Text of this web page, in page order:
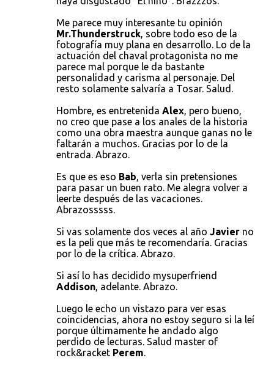
Me parece muy interesante tu opinión
Mr.Thunderstruck, sobre todo eso de la
fotografía muy plana en desarrollo. Lo de la
actuación del chaval protagonista no me
parece mal porque le da bastante
personalidad y carisma al personaje. Del
resto solamente salvaría a Tosar. Salud.
Hombre, es entretenida Alex, pero bueno,
no creo que pase a los anales de la historia
como una obra maestra aunque ganas no le
faltarán a muchos. Gracias por lo de la
entrada. Abrazo.
Es que es eso Bab, verla sin pretensiones
para pasar un buen rato. Me alegra volver a
leerte después de las vacaciones.
Abrazosssss.
Si vas solamente dos veces al año Javier no
es la peli que más te recomendaría. Gracias
por lo de la crítica. Abrazo.
Si así lo has decidido mysuperfriend
Addison, adelante. Abrazo.
Luego le echo un vistazo para ver esas
coincidencias, ahora no estoy seguro si la leí
porque últimamente he andado algo
perdido de lecturas. Salud master of
rock&racket Perem.